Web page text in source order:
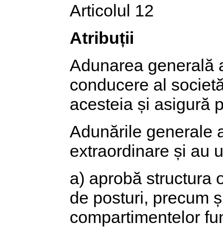
Articolul 12
Atribuții
Adunarea generală
conducere al
acesteia și asigură
Adunările generale
extraordinare și au
a) aprobă structura
de posturi, precum
compartimentelor